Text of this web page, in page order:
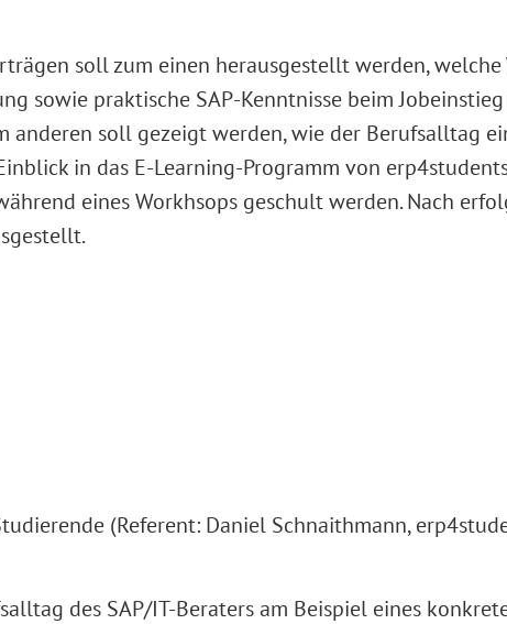
soll zum einen herausgestellt werden,
sowie praktische SAP-Kenntnisse beim
anderen soll gezeigt werden, wie der Berufsalltag
in das E-Learning-Programm von
eines Workhsops geschult werden. Nach
(Referent: Daniel Schnaithmann,
des SAP/IT-Beraters am Beispiel eines